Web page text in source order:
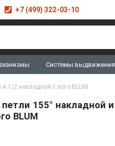
+7 (499) 322-03-10
Системы выдвижения
1/2 накладной с лого BLUM
155° накладной и
BLUM